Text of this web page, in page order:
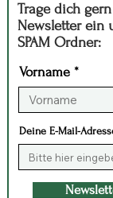
Trage dich
Newsletter ein
SPAM Ordner:
Vorname
Deine E-Mail-